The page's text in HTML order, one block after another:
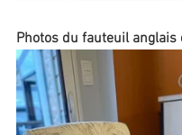
Photos du fauteuil anglais